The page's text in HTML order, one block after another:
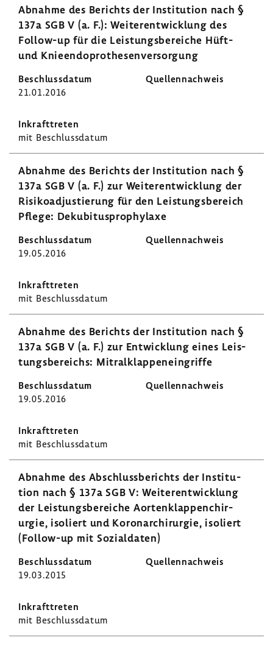
Abnahme des Berichts der Insti­tu­tion nach §
137a SGB V (a. F.): Weiter­ent­wick­lung des
Follow-​up für die Leis­tungs­be­reiche Hüft-
und Knie­en­do­pro­the­sen­ver­sor­gung
21.01.2016
mit Beschluss­datum
Abnahme des Berichts der Insti­tu­tion nach §
137a SGB V (a. F.) zur Weiter­ent­wick­lung der
Risi­ko­ad­jus­tie­rung für den Leis­tungs­be­reich
Pflege: Deku­bi­tu­s­pro­phy­laxe
19.05.2016
mit Beschluss­datum
Abnahme des Berichts der Insti­tu­tion nach §
137a SGB V (a. F.) zur Entwick­lung eines Leis­
tungs­be­reichs: Mitral­klap­pen­ein­griffe
19.05.2016
mit Beschluss­datum
Abnahme des Abschluss­be­richts der Insti­tu­
tion nach § 137a SGB V: Weiter­ent­wick­lung
der Leis­tungs­be­reiche Aorten­klap­pen­chir­
urgie, isoliert und Koro­nar­chir­urgie, isoliert
(Follow-​up mit Sozi­al­daten)
19.03.2015
mit Beschluss­datum